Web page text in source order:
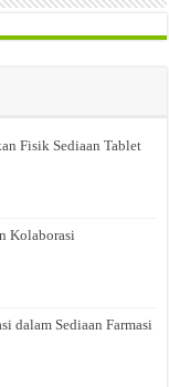
Fisik Sediaan Tablet
Kolaborasi
dalam Sediaan Farmasi